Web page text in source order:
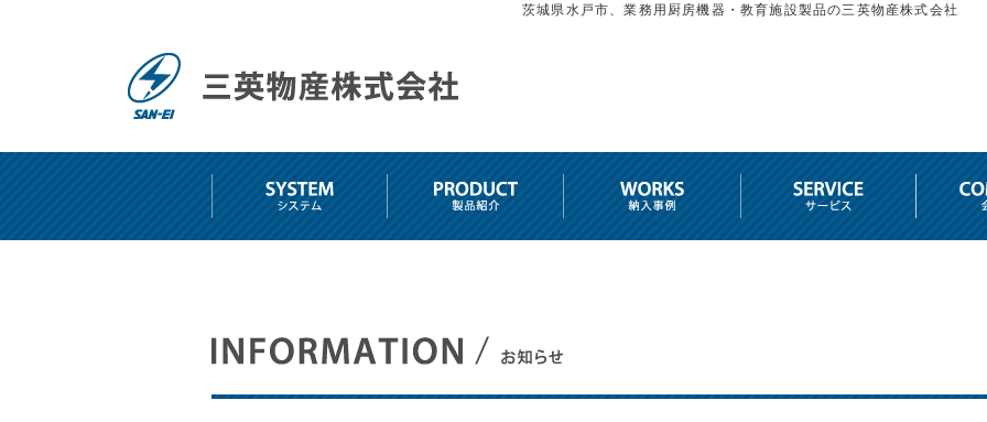
茨城県水戸市、業務用厨房機器・教育施設製品の三英物産株式会社